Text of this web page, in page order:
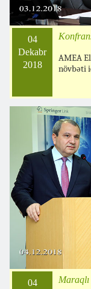
04
Dekabr
2018
AMEA
növbəti
04